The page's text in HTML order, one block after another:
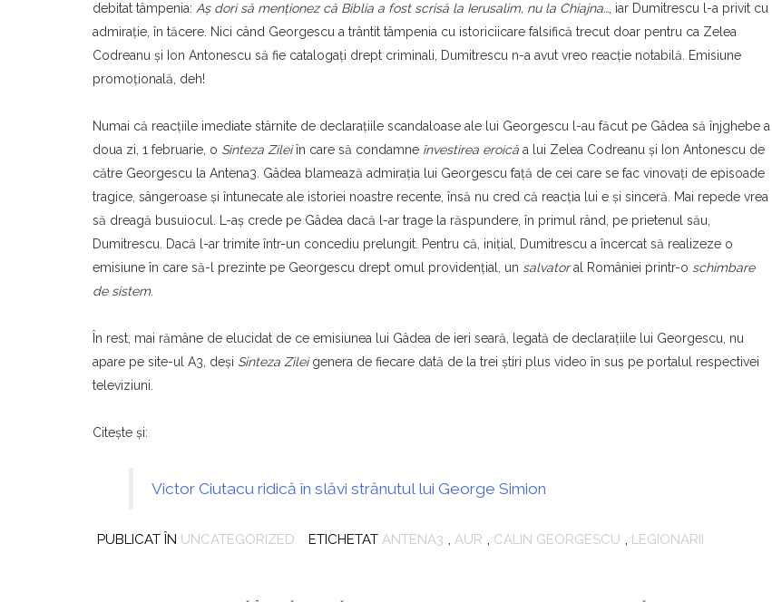
debitat tâmpenia: Aș dori să menționez că Biblia a fost scrisă la Ierusalim, nu la Chiajna… , iar Dumitrescu l-a privit cu
admiraţie, în tăcere. Nici când Georgescu a trântit tâmpenia cu istoriciicare falsifică trecut doar pentru ca Zelea
Codreanu şi Ion Antonescu să fie catalogaţi drept criminali, Dumitrescu n-a avut vreo reacţie notabilă. Emisiune
promoţională, deh!
Numai că reacţiile imediate stârnite de declaraţiile scandaloase ale lui Georgescu l-au făcut pe Gâdea să înjghebe a
doua zi, 1 februarie, o Sinteza Zileiîn care să condamne învestirea eroică a lui Zelea Codreanu şi Ion Antonescu de
către Georgescu la Antena3. Gâdea blamează admiraţia lui Georgescu faţă de cei care se fac vinovaţi de episoade
tragice, sângeroase şi întunecate ale istoriei noastre recente, însă nu cred că reacţia lui e şi sinceră. Mai repede vrea
să dreagă busuiocul. L-aş crede pe Gâdea dacă l-ar trage la răspundere, în primul rând, pe prietenul său,
Dumitrescu. Dacă l-ar trimite într-un concediu prelungit. Pentru că, iniţial, Dumitrescu a încercat să realizeze o
emisiune în care să-l prezinte pe Georgescu drept omul providenţial, un salvatoral României printr-o schimbare
de sistem.
În rest, mai rămâne de elucidat de ce emisiunea lui Gâdea de ieri seară, legată de declaraţiile lui Georgescu, nu
apare pe site-ul A3, deşi Sinteza Zileigenera de fiecare dată de la trei ştiri plus video în sus pe portalul respectivei
televiziuni.
Citeşte şi:
Victor Ciutacu ridică în slăvi strănutul lui George Simion
PUBLICAT ÎN UNCATEGORIZED ETICHETAT ANTENA3 , AUR , CALIN GEORGESCU , LEGIONARII